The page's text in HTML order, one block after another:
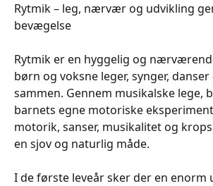
Rytmik – leg, nærvær og udvikling
bevægelse
Rytmik er en hyggelig og
børn og voksne leger, synger,
sammen. Gennem musikalske lege,
barnets egne motoriske
motorik, sanser, musikalitet og
en sjov og naturlig måde.
I de første leveår sker der en enorm